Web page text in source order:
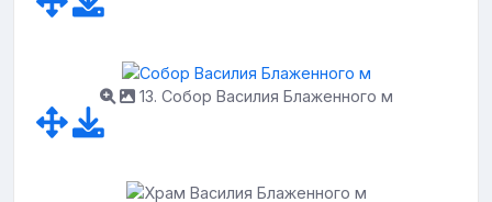
13. Собор Василия Блаженного м